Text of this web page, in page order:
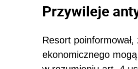
Przywileje
Resort
ekonomicznego